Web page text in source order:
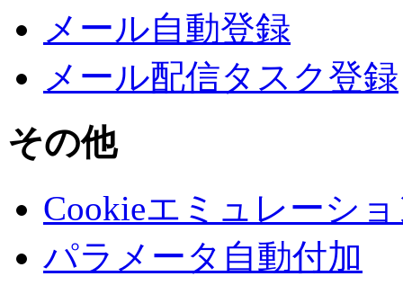
メール自動登録
メール配信タスク登録
その他
Cookieエミュレーシ
パラメータ自動付加